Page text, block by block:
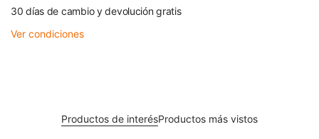
30 días de cambio y devolución gratis
Ver condiciones
Productos de interésProductos más vistos